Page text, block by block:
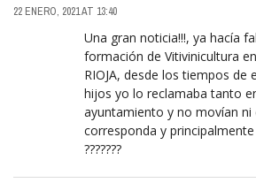
22 ENERO, 2021 AT 13:40
Una gran noticia!!!, ya hacía
formación de Vitivinicultura en
RIOJA, desde los tiempos de
hijos yo lo reclamaba tanto
ayuntamiento y no movían ni
corresponda y
???????